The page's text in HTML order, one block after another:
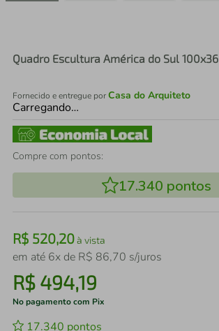
Quadro Escultura América do Sul
Fornecido e entregue porCasa do Arquiteto
Carregando…
Compre com pontos:
17.340 pontos
R$ 520,20à vista
em até 6x de R$ 86,70 s/juros
R$ 494,19
No pagamento com Pix
17.340 pontos